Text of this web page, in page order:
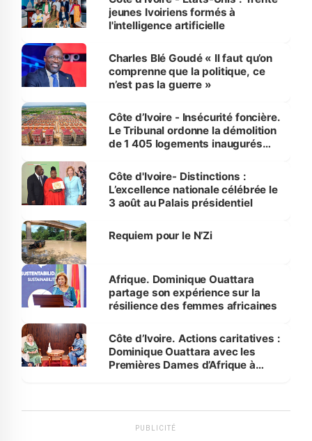
jeunes Ivoiriens formés à
l'intelligence artificielle
Charles Blé Goudé « Il faut qu’on
comprenne que la politique, ce
n’est pas la guerre »
Côte d’Ivoire - Insécurité foncière.
Le Tribunal ordonne la démolition
de 1 405 logements inaugurés
Bassam
Côte d'Ivoire- Distinctions :
L’excellence nationale célébrée le
3 août au Palais présidentiel
Requiem pour le N’Zi
Afrique. Dominique Ouattara
partage son expérience sur la
résilience des femmes africaines
Côte d’Ivoire. Actions caritatives :
Dominique Ouattara avec les
Premières Dames d’Afrique à
PUBLICITÉ